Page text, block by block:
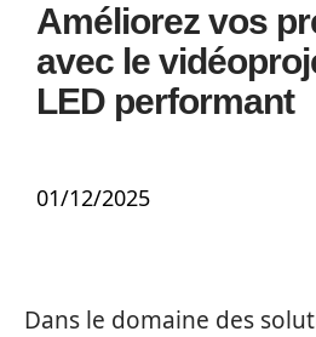
Améliorez vos
avec le
LED performant
01/12/2025
Dans le domaine des